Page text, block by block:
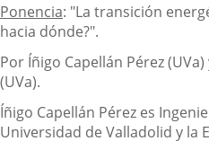
Ponencia: "La transición
hacia dónde?".
Por Íñigo Capellán Pérez
(UVa).
Íñigo Capellán Pérez es
Universidad de Valladolid y la